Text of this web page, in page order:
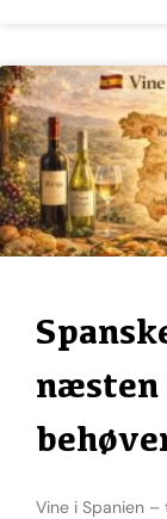
næsten
Vine i Spanien – tradition møder